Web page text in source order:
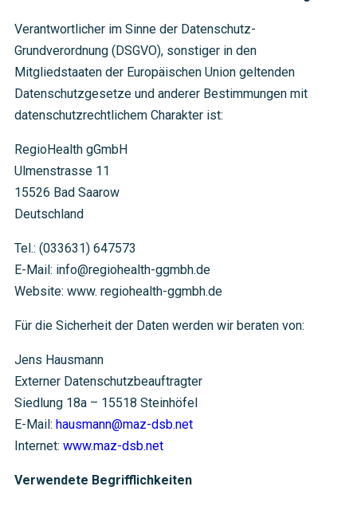
Verantwortlicher im Sinne der Datenschutz-
Grundverordnung (DSGVO), sonstiger in den
Mitgliedstaaten der Europäischen Union geltenden
Datenschutzgesetze und anderer Bestimmungen mit
datenschutzrechtlichem Charakter ist:
RegioHealth gGmbH
Ulmenstrasse 11
15526 Bad Saarow
Deutschland
Tel.: (033631) 647573
E-Mail: info@regiohealth-ggmbh.de
Website: www. regiohealth-ggmbh.de
Für die Sicherheit der Daten werden wir beraten von:
Jens Hausmann
Externer Datenschutzbeauftragter
Siedlung 18a – 15518 Steinhöfel
E-Mail: hausmann@maz-dsb.net
Internet: www.maz-dsb.net
Verwendete Begrifflichkeiten